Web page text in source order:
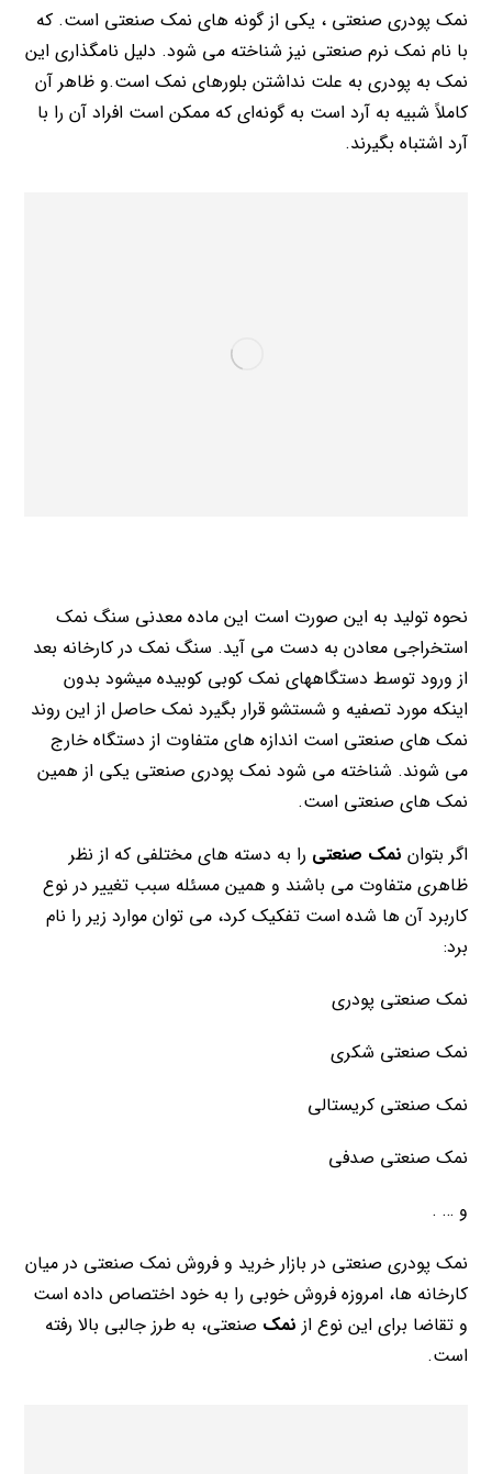
نمک پودری صنعتی ، یکی از گونه های نمک صنعتی است. که
با نام نمک نرم صنعتی نیز شناخته می شود. دلیل نامگذاری این
نمک به پودری به علت نداشتن بلورهای نمک است.و ظاهر آن
کاملاً شبیه به آرد است به گونه‌ای که ممکن است افراد آن را با
آرد اشتباه بگیرند.
نحوه تولید به این صورت است این ماده معدنی سنگ نمک
استخراجی معادن به دست می آید. سنگ نمک در کارخانه بعد
از ورود توسط دستگاههای نمک کوبی کوبیده میشود بدون
اینکه مورد تصفیه و شستشو قرار بگیرد نمک حاصل از این روند
نمک های صنعتی است اندازه های متفاوت از دستگاه خارج
می شوند. شناخته می شود نمک پودری صنعتی یکی از همین
نمک های صنعتی است.
اگر بتوان نمک صنعتی را به دسته های مختلفی که از نظر
ظاهری متفاوت می باشند و همین مسئله سبب تغییر در نوع
کاربرد آن ها شده است تفکیک کرد، می توان موارد زیر را نام
برد:
نمک صنعتی پودری
نمک صنعتی شکری
نمک صنعتی کریستالی
نمک صنعتی صدفی
و … .
نمک پودری صنعتی در بازار خرید و فروش نمک صنعتی در میان
کارخانه ها، امروزه فروش خوبی را به خود اختصاص داده است
و تقاضا برای این نوع از نمک صنعتی، به طرز جالبی بالا رفته
است.